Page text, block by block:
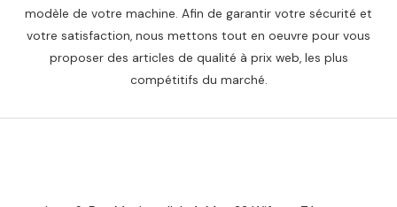
modèle de votre machine. Afin de garantir votre sécurité et
votre satisfaction, nous mettons tout en oeuvre pour vous
proposer des articles de qualité à prix web, les plus
compétitifs du marché.